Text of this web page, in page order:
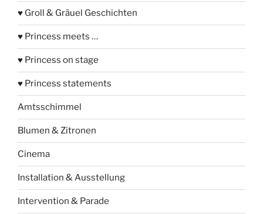
♥ Groll & Gräuel Geschichten
♥ Princess meets …
♥ Princess on stage
♥ Princess statements
Amtsschimmel
Blumen & Zitronen
Cinema
Installation & Ausstellung
Intervention & Parade